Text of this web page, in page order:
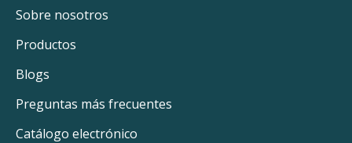
Sobre nosotros
Productos
Blogs
Preguntas más frecuentes
Catálogo electrónico